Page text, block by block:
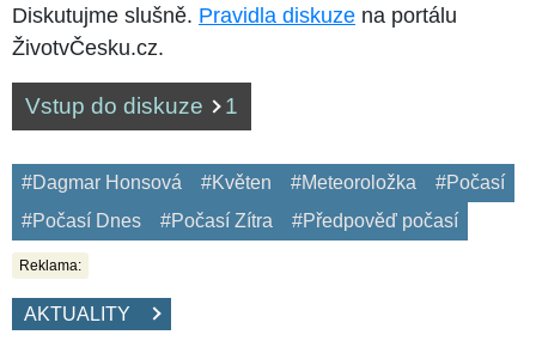
Diskutujme slušně. Pravidla diskuze na portálu
ŽivotvČesku.cz.
Vstup do diskuze 1
#Dagmar Honsová #Květen #Meteoroložka
#Počasí
#Počasí Dnes
#Počasí Zítra #Předpověď počasí
Reklama:
AKTUALITY